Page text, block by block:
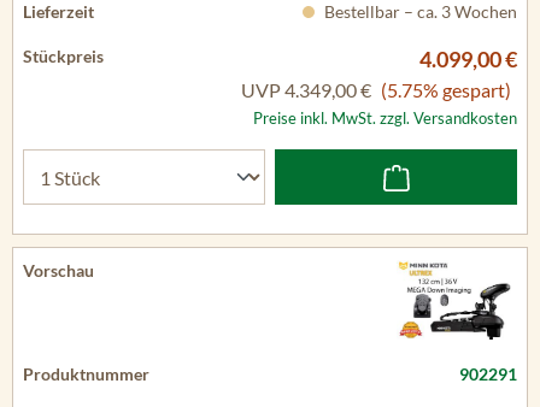
Bestellbar – ca. 3 Wochen
4.099,00 €
UVP4.349,00 € (5.75% gespart)
Preise inkl. MwSt. zzgl. Versandkosten
902291